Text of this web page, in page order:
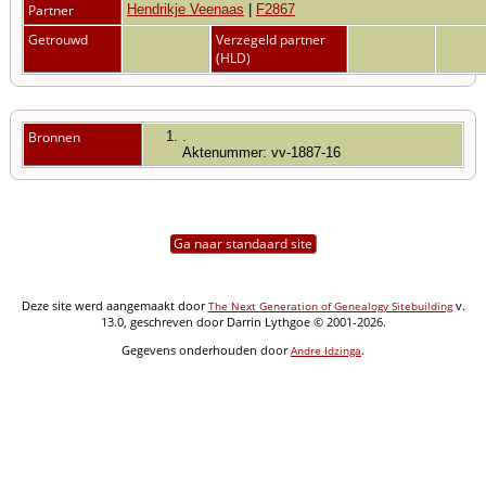
Partner
Hendrikje Veenaas F2867
Getrouwd
Verzegeld partner
(HLD)
Bronnen
Aktenummer: vv-1887-16
Ga naar standaard site
Deze site werd aangemaakt doorThe Next Generation of Genealogy Sitebuildingv.
13.0, geschreven door Darrin Lythgoe © 2001-2026.
Gegevens onderhouden doorAndre Idzinga.